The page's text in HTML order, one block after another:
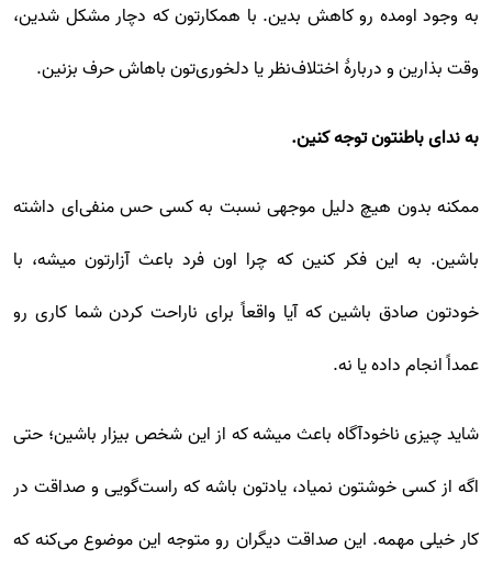
به وجود اومده رو کاهش بدین. با همکارتون که دچار مشکل شدین،
وقت بذارین و دربارۀ اختلاف‌نظر یا دلخوری‌تون باهاش حرف بزنین.
به ندای باطنتون توجه کنین.
ممکنه بدون هیچ دلیل موجهی نسبت به کسی حس منفی‌ای داشته
باشین. به این فکر کنین که چرا اون‌ فرد باعث آزارتون میشه، با
خودتون صادق باشین که آیا واقعاً برای ناراحت کردن شما کاری رو
عمداً انجام داده یا نه.
شاید چیزی ناخودآگاه باعث میشه که از این شخص بیزار باشین؛ حتی
اگه از کسی خوشتون نمیاد، یادتون باشه که راست‌گویی و صداقت در
کار خیلی مهمه. این صداقت دیگران رو متوجه این موضوع می‌کنه که